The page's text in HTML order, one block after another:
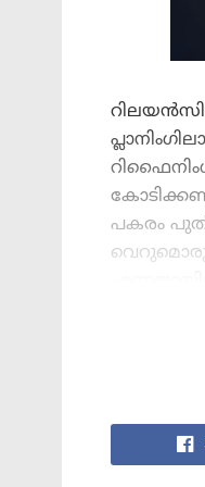
പകരം
വെറുമൊരു